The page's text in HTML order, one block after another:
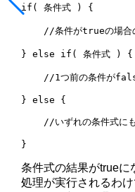
if( 条件式 ) {
//条件がtrueの場合
} else if( 条件式 ) {
//1つ前の条件が
} else {
//いずれの条件式に
条件式の結果がtrueに
処理が実行されるわ